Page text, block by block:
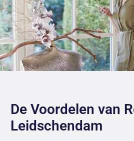
De Voordelen van
Leidschendam